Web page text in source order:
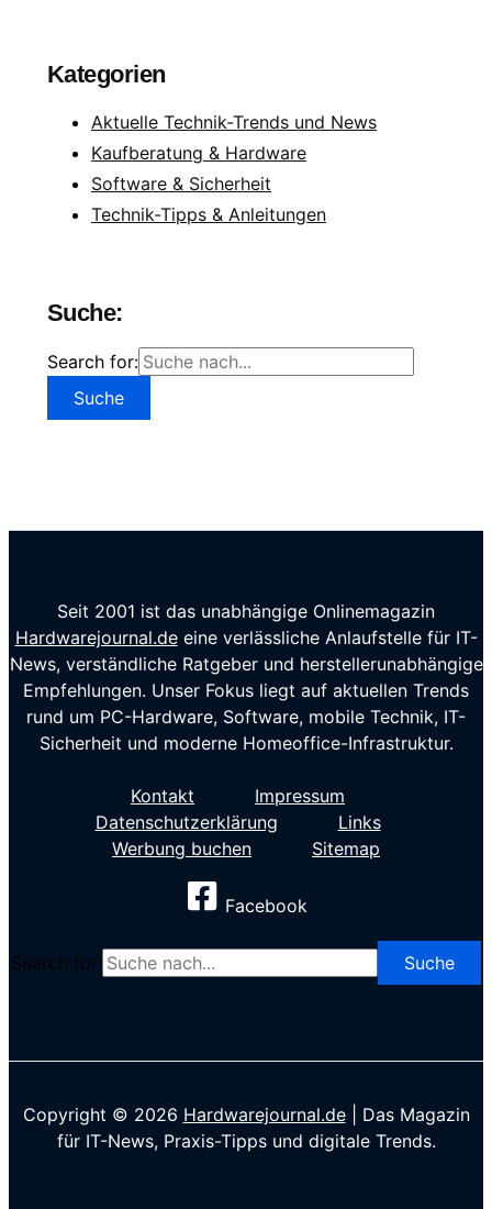
Kategorien
Aktuelle Technik-Trends und News
Kaufberatung & Hardware
Software & Sicherheit
Technik-Tipps & Anleitungen
Suche:
Search for:
Seit 2001 ist das unabhängige Onlinemagazin
Hardwarejournal.deeine verlässliche Anlaufstelle für IT-
News, verständliche Ratgeber und herstellerunabhängige
Empfehlungen. Unser Fokus liegt auf aktuellen Trends
rund um PC-Hardware, Software, mobile Technik, IT-
Sicherheit und moderne Homeoffice-Infrastruktur.
Kontakt
Impressum
Datenschutzerklärung
Links
Werbung buchen
Sitemap
Facebook
Search for:
Copyright © 2026 Hardwarejournal.de| Das Magazin
für IT-News, Praxis-Tipps und digitale Trends.